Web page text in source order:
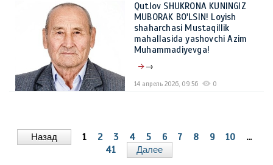
Qutlov SHUKRONA KUNINGIZ
MUBORAK BO'LSIN! Loyish
shaharchasi Mustaqillik
mahallasida yashovchi Azim
Muhammadiyevga!
→
14 апрель 2026, 09:56 0
Назад 1 2 3 4 5 6 7 8 9 10
...
41
Далее